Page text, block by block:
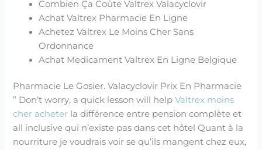
Combien Ça Coûte Valtrex Valacyclovir
Achat Valtrex Pharmacie En Ligne
Achetez Valtrex Le Moins Cher Sans
Ordonnance
Achat Medicament Valtrex En Ligne Belgique
Pharmacie Le Gosier. Valacyclovir Prix En Pharmacie
” Don’t worry, a quick lesson will helpValtrex moins
cher acheter la différence entre pension complète et
all inclusive qui n’existe pas dans cet hôtel Quant à la
nourriture je voudrais voir se qu’ils mangent chez eux,